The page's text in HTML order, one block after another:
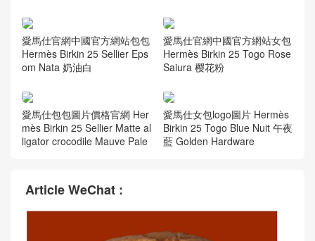
愛馬仕官網中國官方網站包包
Hermès Birkin 25 Sellier Eps
om Nata 奶油白
愛馬仕官網中國官方網站女包
Hermès Birkin 25 Togo Rose
Saiura 樱花粉
愛馬仕包包圖片價格官網 Her
mès Birkin 25 Sellier Matte al
ligator crocodile Mauve Pale
愛馬仕女包logo圖片 Hermès
Birkin 25 Togo Blue Nuit 午夜
藍 Golden Hardware
Article WeChat :